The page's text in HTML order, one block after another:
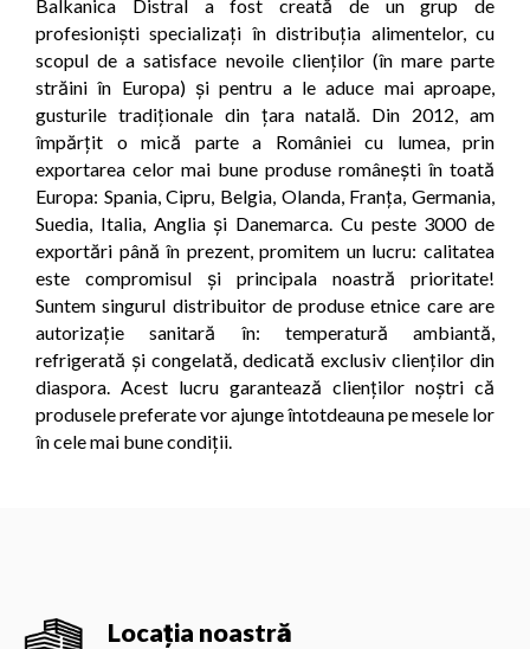
Balkanica Distral a fost creată de un grup de
profesioniști specializați în distribuția alimentelor, cu
scopul de a satisface nevoile clienților (în mare parte
străini în Europa) și pentru a le aduce mai aproape,
gusturile tradiționale din țara natală. Din 2012, am
împărțit o mică parte a României cu lumea, prin
exportarea celor mai bune produse românești în toată
Europa: Spania, Cipru, Belgia, Olanda, Franța, Germania,
Suedia, Italia, Anglia și Danemarca. Cu peste 3000 de
exportări până în prezent, promitem un lucru: calitatea
este compromisul și principala noastră prioritate!
Suntem singurul distribuitor de produse etnice care are
autorizație sanitară în: temperatură ambiantă,
refrigerată și congelată, dedicată exclusiv clienților din
diaspora. Acest lucru garantează clienților noștri că
produsele preferate vor ajunge întotdeauna pe mesele lor
în cele mai bune condiții.
Locația noastră